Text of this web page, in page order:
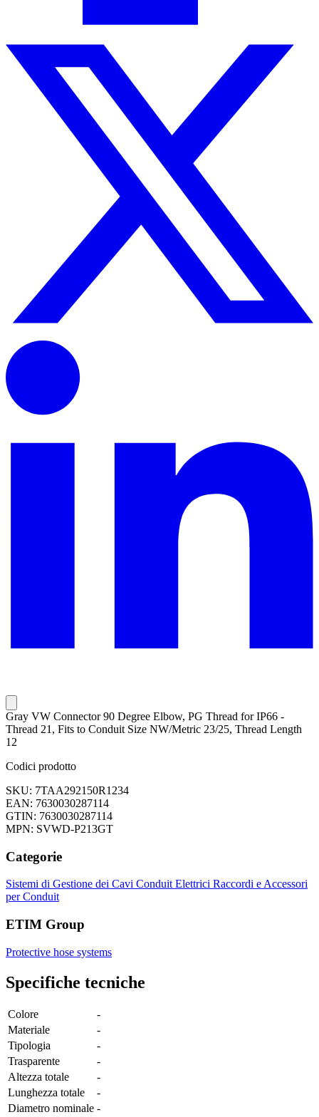
Gray VW Connector 90 Degree Elbow, PG Thread for IP66 -
Thread 21, Fits to Conduit Size NW/Metric 23/25, Thread Length
12
Codici prodotto
SKU: 7TAA292150R1234
EAN: 7630030287114
GTIN: 7630030287114
MPN: SVWD-P213GT
Categorie
Sistemi di Gestione dei Cavi Conduit Elettrici Raccordi e Accessori
per Conduit
ETIM Group
Protective hose systems
Specifiche tecniche
Colore
-
Materiale
-
Tipologia
-
Trasparente
-
Altezza totale
-
Lunghezza totale
-
Diametro nominale -